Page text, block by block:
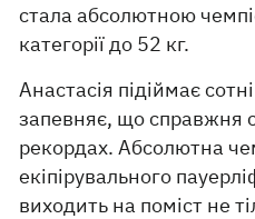
стала абсолютною
категорії до 52 кг.
Анастасія підіймає
запевняє, що справжня
рекордах. Абсолютна
екіпірувального
виходить на поміст не